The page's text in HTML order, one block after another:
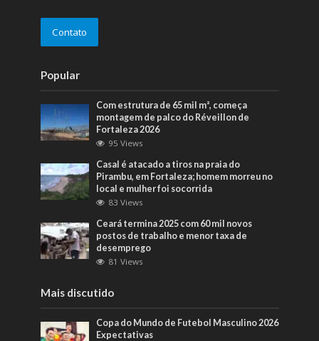
Contato
Popular
Com estrutura de 65 mil m², começa
montagem de palco do Réveillon de
Fortaleza 2026
95 Views
Casal é atacado a tiros na praia do
Pirambu, em Fortaleza; homem morreu no
local e mulher foi socorrida
83 Views
Ceará termina 2025 com 60 mil novos
postos de trabalho e menor taxa de
desemprego
81 Views
Mais discutido
Copa do Mundo de Futebol Masculino 2026
Expectativas